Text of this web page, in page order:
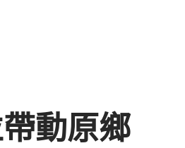
動原鄉